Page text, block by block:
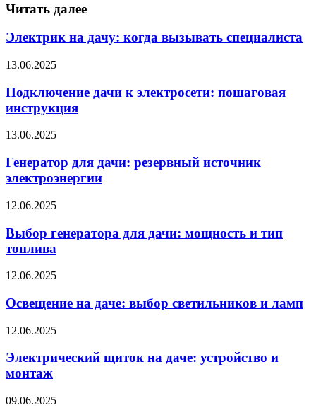
Читать далее
Электрик на дачу: когда вызывать специалиста
13.06.2025
Подключение дачи к электросети: пошаговая
инструкция
13.06.2025
Генератор для дачи: резервный источник
электроэнергии
12.06.2025
Выбор генератора для дачи: мощность и тип
топлива
12.06.2025
Освещение на даче: выбор светильников и ламп
12.06.2025
Электрический щиток на даче: устройство и
монтаж
09.06.2025